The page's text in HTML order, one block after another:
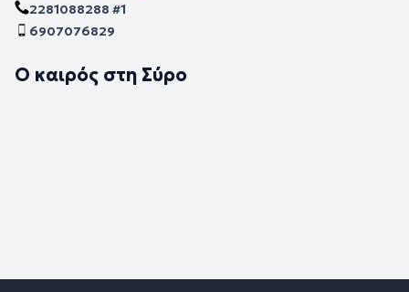
2281088288 #1
6907076829
Ο καιρός στη Σύρο